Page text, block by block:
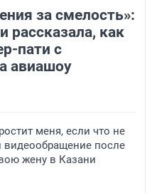
за смелость»:
рассказала, как
пати с
авиашоу
меня, если что не
видеообращение после
жену в Казани